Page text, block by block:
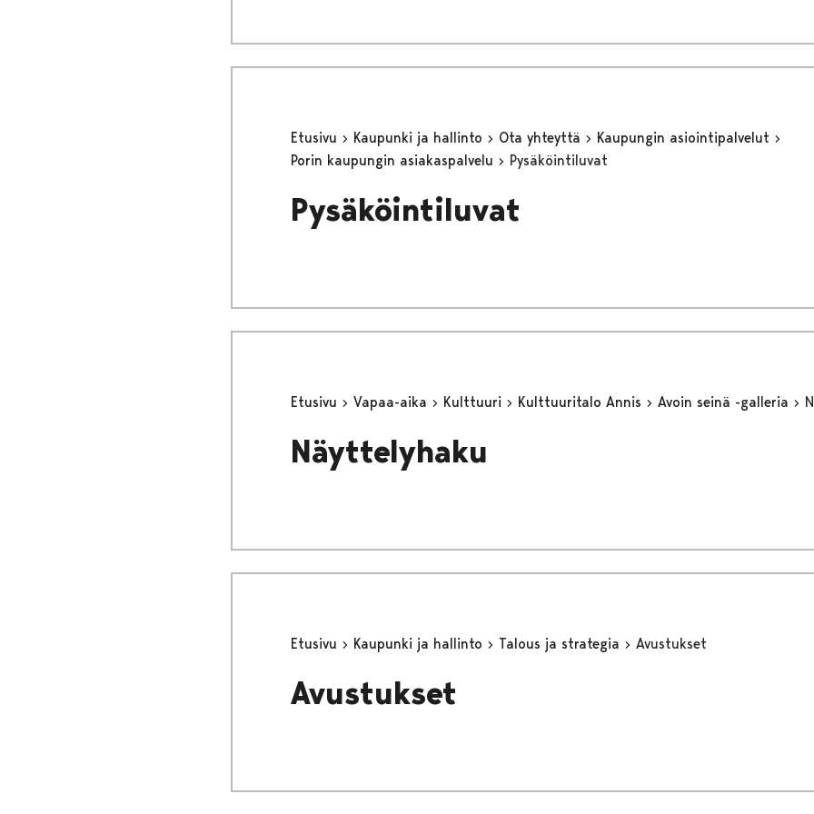
Etusivu Kaupunki ja hallinto Ota yhteyttä
Kaupungin asiointipalvelut
Porin kaupungin asiakaspalvelu
Pysäköintiluvat
Pysäköintiluvat
Etusivu Vapaa-aika Kulttuuri Kulttuuritalo Annis Avoin seinä -galleria
Näyttelyhaku
Etusivu Kaupunki ja hallinto Talous ja strategia Avustukset
Avustukset